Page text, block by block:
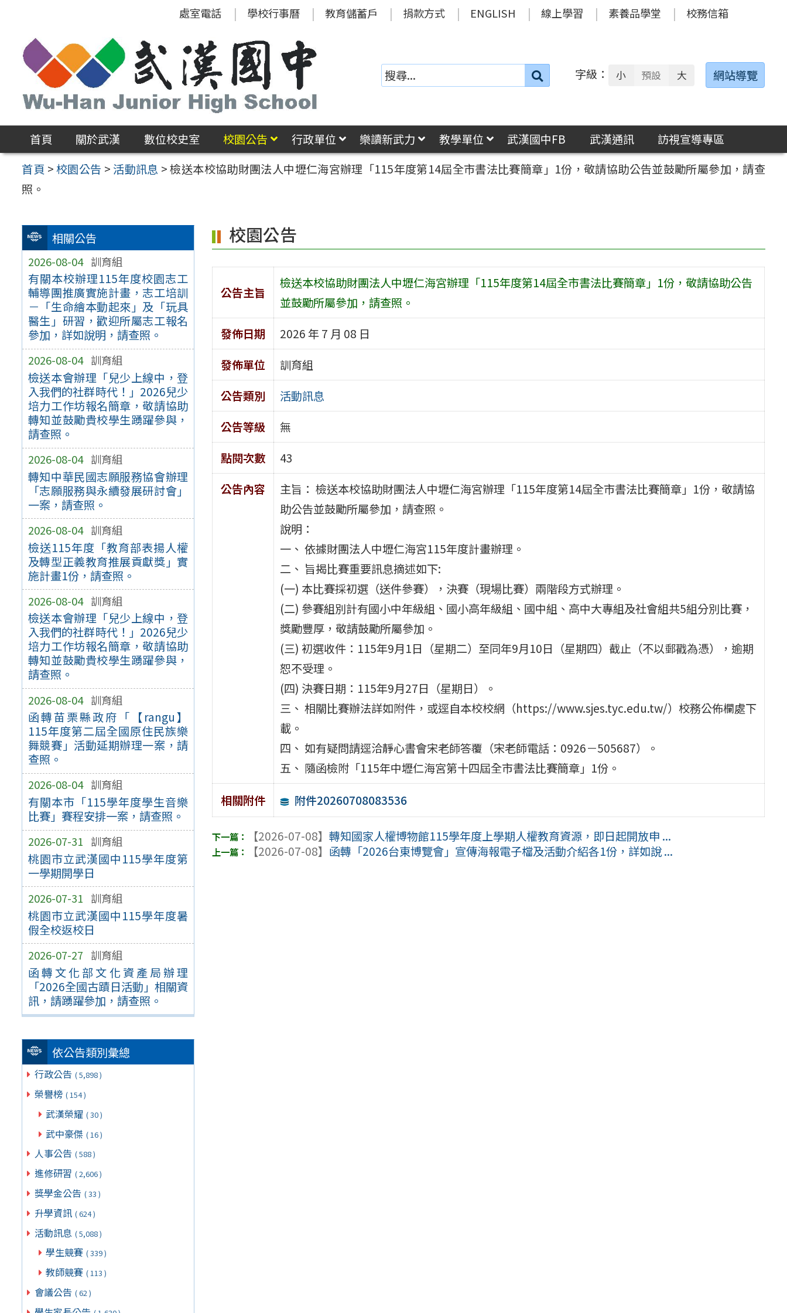
區
處室電話 學校行事曆 教育儲蓄戶 捐款方式 ENGLISH 線上學習 素養品學堂 校務信箱
搜
字級： 小 預設 大 網站導覽
首頁 關於武漢 數位校史室 校園公告 行政單位 樂讀新武力 教學單位 武漢國中FB 武漢通訊
訪視宣導專區
首頁 >校園公告 > 活動訊息 >檢送本校協助財團法人中壢仁海宮辦理「115年度第14屆全市書法比賽簡章」1份，敬請協助公告並鼓勵所屬參加，請查
照。
相關公告
2026-08-04 訓育組
有關本校辦理115年度校園志工
輔導團推廣實施計畫，志工培訓
－「生命繪本動起來」及「玩具
醫生」研習，歡迎所屬志工報名
參加，詳如說明，請查照。
2026-08-04 訓育組
檢送本會辦理「兒少上線中，登
入我們的社群時代！」2026兒少
培力工作坊報名簡章，敬請協助
轉知並鼓勵貴校學生踴躍參與，
請查照。
2026-08-04 訓育組
轉知中華民國志願服務協會辦理
「志願服務與永續發展研討會」
一案，請查照。
2026-08-04 訓育組
檢送115年度「教育部表揚人權
及轉型正義教育推展貢獻獎」實
施計畫1份，請查照。
2026-08-04 訓育組
檢送本會辦理「兒少上線中，登
入我們的社群時代！」2026兒少
培力工作坊報名簡章，敬請協助
轉知並鼓勵貴校學生踴躍參與，
請查照。
2026-08-04 訓育組
函轉苗栗縣政府「【rangu】
115年度第二屆全國原住民族樂
舞競賽」活動延期辦理一案，請
查照。
2026-08-04 訓育組
有關本市「115學年度學生音樂
比賽」賽程安排一案，請查照。
2026-07-31 訓育組
桃園市立武漢國中115學年度第
一學期開學日
2026-07-31 訓育組
桃園市立武漢國中115學年度暑
假全校返校日
2026-07-27 訓育組
函轉文化部文化資產局辦理
「2026全國古蹟日活動」相關資
訊，請踴躍參加，請查照。
依公告類別彙總
行政公告 ( 5,898 )
榮譽榜 ( 154 )
武漢榮耀 ( 30 )
武中豪傑 ( 16 )
人事公告 ( 588 )
進修研習 ( 2,606 )
獎學金公告 ( 33 )
升學資訊 ( 624 )
活動訊息 ( 5,088 )
學生競賽 ( 339 )
教師競賽 ( 113 )
會議公告 ( 62 )
校園公告
公告主旨
檢送本校協助財團法人中壢仁海宮辦理「115年度第14屆全市書法比賽簡章」1份，敬請協助公告
並鼓勵所屬參加，請查照。
發佈日期
2026 年 7 月 08 日
發佈單位
訓育組
公告類別
活動訊息
公告等級
無
點閱次數
43
公告內容
主旨： 檢送本校協助財團法人中壢仁海宮辦理「115年度第14屆全市書法比賽簡章」1份，敬請協
助公告並鼓勵所屬參加，請查照。
說明：
一、 依據財團法人中壢仁海宮115年度計畫辦理。
二、 旨揭比賽重要訊息摘述如下:
(一) 本比賽採初選（送件參賽），決賽（現場比賽）兩階段方式辦理。
(二) 參賽組別計有國小中年級組、國小高年級組、國中組、高中大專組及社會組共5組分別比賽，
獎勵豐厚，敬請鼓勵所屬參加。
(三) 初選收件：115年9月1日（星期二）至同年9月10日（星期四）截止（不以郵戳為憑），逾期
恕不受理。
(四) 決賽日期：115年9月27日（星期日）。
三、 相關比賽辦法詳如附件，或逕自本校校網（https://www.sjes.tyc.edu.tw/）校務公佈欄處下
載。
四、 如有疑問請逕洽靜心書會宋老師答覆（宋老師電話：0926－505687）。
五、 隨函檢附「115年中壢仁海宮第十四屆全市書法比賽簡章」1份。
相關附件
附件20260708083536
【2026-07-08】轉知國家人權博物館115學年度上學期人權教育資源，即日起開放申 ...
【2026-07-08】 函轉「2026台東博覽會」宣傳海報電子檔及活動介紹各1份，詳如說 ...